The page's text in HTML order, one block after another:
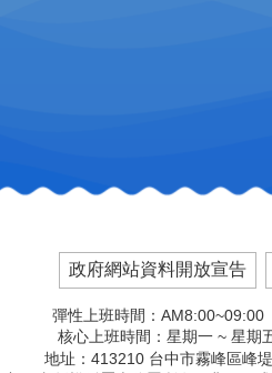
政府網站資料開放宣告
彈性上班時間：
核心上班時間：星期一 ~ 星期
地址：413210 台中市霧峰區峰